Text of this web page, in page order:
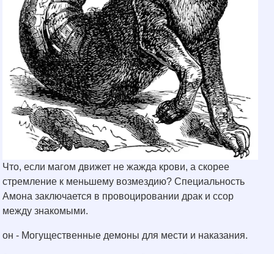
Что, если магом движет не жажда крови, а скорее
стремление к меньшему возмездию? Специальность
Амона заключается в провоцировании драк и ссор
между знакомыми.
он - Могущественные демоны для мести и наказания.